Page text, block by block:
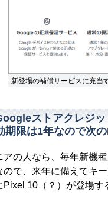
新登場の補償サービスに充当
ストアクレジッ
期限は1年なので次
の人なら、毎年新機
ので、来年に備えてキ
Pixel 10（？）が登場す